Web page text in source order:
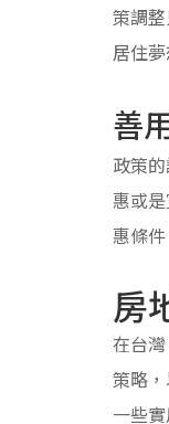
策調
居住夢
善
政策
惠或
惠條
房
在台
策略
一些